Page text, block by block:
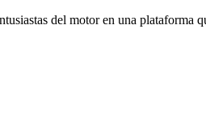
del motor en una